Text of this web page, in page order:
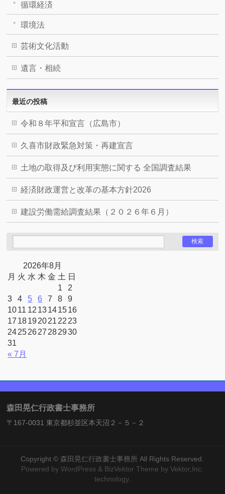
循環経済
環境法
芸術文化活動
遺言・相続
最近の投稿
令和８年平和宣言（広島市）
久喜市財政緊急対策・再建宣言
土地の取得及び利用実態に関する 全国調査結果
経済財政運営と改革の基本方針2026
建設労働需給調査結果（２０２６年６月）
2026年8月
月 火 水 木 金 土 日
« 7月
1
2
3
4 5 6 7 8
9
1011 12 13141516
17 18192021 22 23
24252627 282930
31
森田晃仁行政書士事務所
〒167-0031 東京都杉並区本天沼２－５－２
Copyright © 森田晃仁行政書士事務所 All Rights Reserved.
Powered byWordPress & BizVektor Theme by Vektor,Inc.
technology.